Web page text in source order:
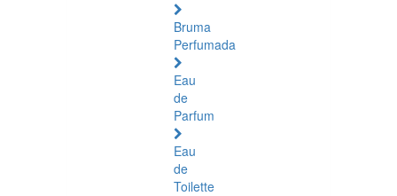
Bruma
Perfumada
Eau
de
Parfum
Eau
de
Toilette